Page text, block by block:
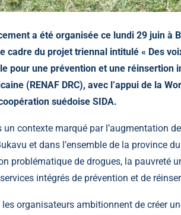
a été organisée ce lundi 29 juin à
cadre du projet triennal intitulé « Des
pour une prévention et une réinsertion
(RENAF DRC), avec l’appui de la
suédoise SIDA.
un contexte marqué par l’augmentation
et dans l’ensemble de la province
problématique de drogues, la pauvreté
intégrés de prévention et de
organisateurs ambitionnent de créer